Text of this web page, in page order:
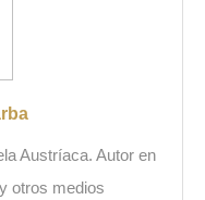
Austríaca. Autor en
otros medios